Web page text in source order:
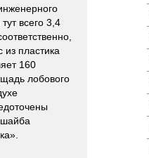
всего 3,4
пластика
160
лобового